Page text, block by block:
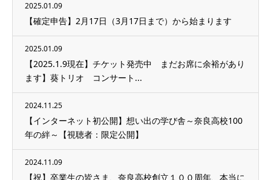
2025.01.09
【確定申告】2月17日（3月17日まで）から始まります
2025.01.09
【2025.1.9現在】チケット発売中 まだお席に余裕があり
ます】葵トリオ コンサート...
2024.11.25
【インターネット初公開】想い出の学び舎～奈良高校100
年の絆～【視聴者：限定公開】
2024.11.09
【祝】卒業生の皆さま、奈良高校創立１００周年、本当に